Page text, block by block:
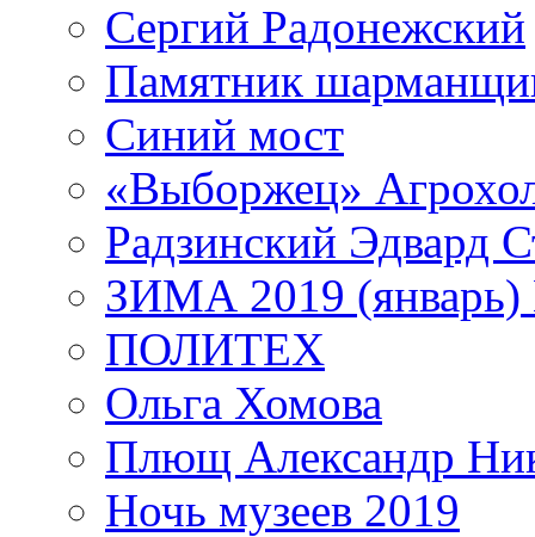
Сергий Радонежский
Памятник
Синий мост
«Выборжец»
Радзинский Эдвард
ЗИМА 2019 (январь)
ПОЛИТЕХ
Ольга Хомова
Плющ Александр
Ночь музеев 2019